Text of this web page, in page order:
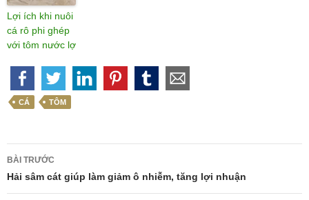
Lợi ích khi nuôi
cá rô phi ghép
với tôm nước lợ
CÁ TÔM
Điều
hướng
BÀI TRƯỚC
Hải sâm cát giúp làm giảm ô nhiễm, tăng lợi nhuận